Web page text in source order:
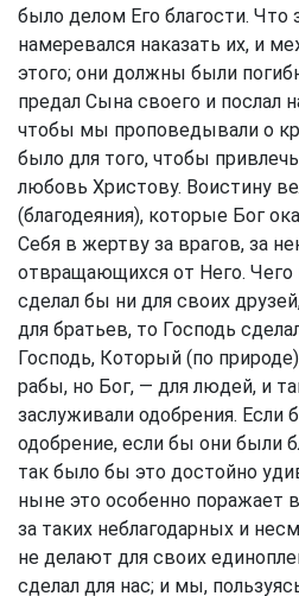
было делом Его благости. Что
намеревался наказать их, и
этого; они должны были
предал Сына своего и послал
чтобы мы проповедывали о
было для того, чтобы
любовь Христову. Воистину
(благодеяния), которые Бог
Себя в жертву за врагов, за
отвращающихся от Него. Чего
сделал бы ни для своих
для братьев, то Господь
Господь, Который (по
рабы, но Бог, — для людей, и
заслуживали одобрения. Если
одобрение, если бы они были
так было бы это достойно
ныне это особенно поражает
за таких неблагодарных и
не делают для своих
сделал для нас; и мы,